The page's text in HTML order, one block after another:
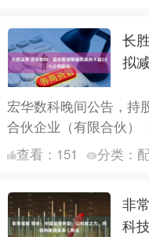
长
拟
宏华数科晚间公告，持
合伙企业（有限合伙）
求，拟以集中竞价交易
查看： 151 分类：
非
科